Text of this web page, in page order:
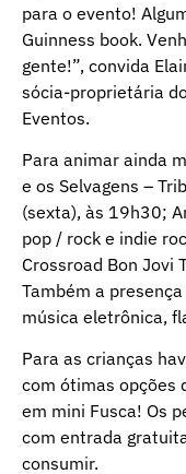
para o evento!
Guinness book.
gente!”, convida
sócia-proprietária
Eventos.
Para animar ainda
e os Selvagens –
(sexta), às 19h30;
pop / rock e indie
Crossroad Bon Jovi
Também a
música eletrônica,
Para as crianças
com ótimas opções
em mini Fusca! Os
com entrada
consumir.